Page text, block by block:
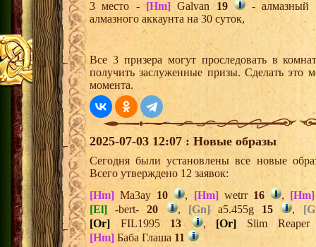
3 место - [Hm]Galvan 19
- алмазный
алмазного аккаунта на 30 суток,
Все 3 призера могут проследовать в
получить заслуженные призы. Сделать это
момента.
2025-07-03 12:07 : Новые образы
Сегодня были установлены все новые
Всего утверждено 12 заявок:
[Hm] Ma3ay 10 , [Hm]wetrr 16 , [Hm]
[El] -bert-20 , [Gn]a5.455g 15 ,
[Or] FIL1995 13 , [Or] Slim
[Hm] Баба Глаша 11